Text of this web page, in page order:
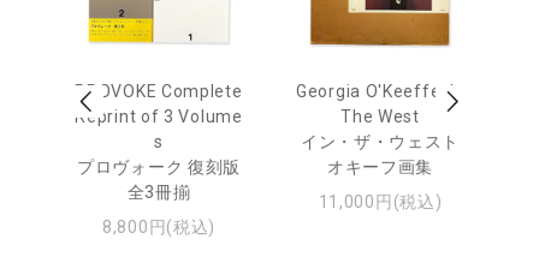
PROVOKE Complete
Reprint of 3 Volume
s
プロヴォーク 復刻版
全3冊揃
8,800円(税込)
Georgia O'Keeffe: In
The West
イン・ザ・ウェスト
オキーフ画集
11,000円(税込)